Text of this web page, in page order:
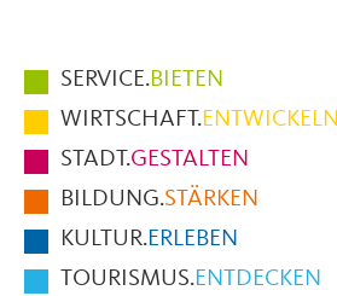
Hauptmenüpunkte
im
Fußbereich
der
Seite
SERVICE.BIETEN
WIRTSCHAFT.ENTWICKELN
STADT.GESTALTEN
BILDUNG.STÄRKEN
KULTUR.ERLEBEN
TOURISMUS.ENTDECKEN